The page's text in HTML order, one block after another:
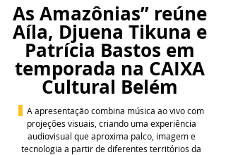
As Amazônias” reúne
Aíla, Djuena Tikuna e
Patrícia Bastos em
temporada na CAIXA
Cultural Belém
A apresentação combina música ao vivo com
projeções visuais, criando uma experiência
audiovisual que aproxima palco, imagem e
tecnologia a partir de diferentes territórios da